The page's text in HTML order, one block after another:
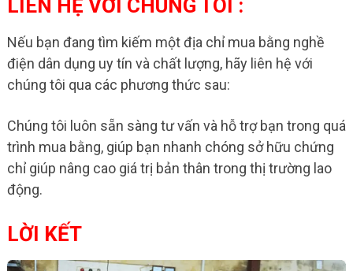
LIÊN HỆ VỚI CHÚNG TÔI :
Nếu bạn đang tìm kiếm một địa chỉ mua bằng nghề
điện dân dụng uy tín và chất lượng, hãy liên hệ với
chúng tôi qua các phương thức sau:
Chúng tôi luôn sẵn sàng tư vấn và hỗ trợ bạn trong quá
trình mua bằng, giúp bạn nhanh chóng sở hữu chứng
chỉ giúp nâng cao giá trị bản thân trong thị trường lao
động.
LỜI KẾT